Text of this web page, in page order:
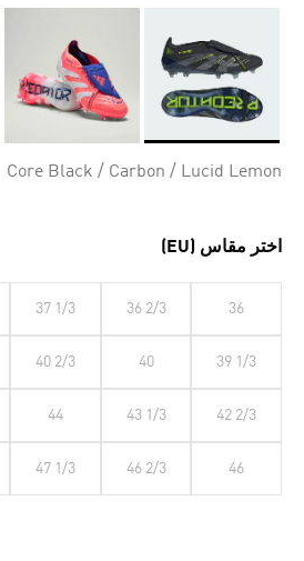
Core Black / Carbon / Lucid Lemon
اختر مقاس (EU)
36
36 2/3
37 1/3
39 1/3
40
40 2/3
42 2/3
43 1/3
44
46
46 2/3
47 1/3